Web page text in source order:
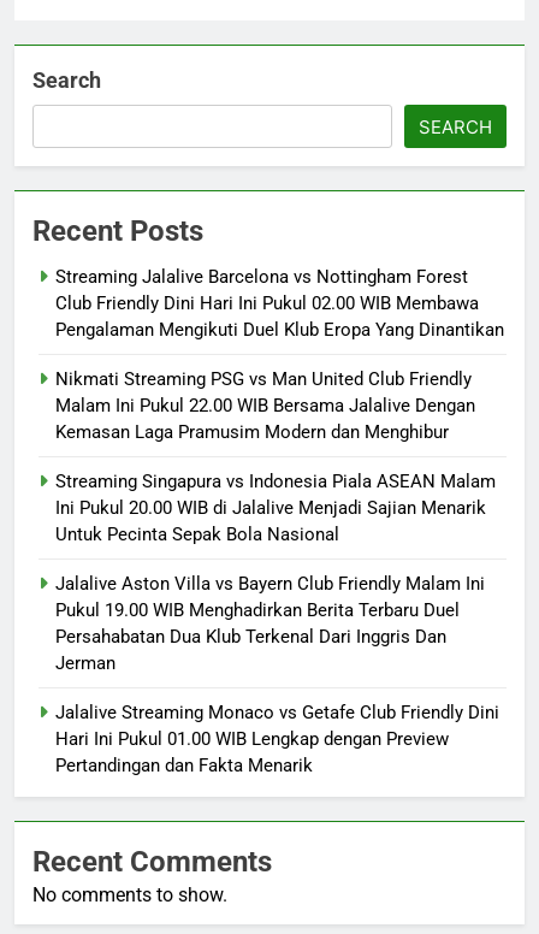
Search
SEARCH
Recent Posts
Streaming Jalalive Barcelona vs Nottingham Forest
Club Friendly Dini Hari Ini Pukul 02.00 WIB Membawa
Pengalaman Mengikuti Duel Klub Eropa Yang Dinantikan
Nikmati Streaming PSG vs Man United Club Friendly
Malam Ini Pukul 22.00 WIB Bersama Jalalive Dengan
Kemasan Laga Pramusim Modern dan Menghibur
Streaming Singapura vs Indonesia Piala ASEAN Malam
Ini Pukul 20.00 WIB di Jalalive Menjadi Sajian Menarik
Untuk Pecinta Sepak Bola Nasional
Jalalive Aston Villa vs Bayern Club Friendly Malam Ini
Pukul 19.00 WIB Menghadirkan Berita Terbaru Duel
Persahabatan Dua Klub Terkenal Dari Inggris Dan
Jerman
Jalalive Streaming Monaco vs Getafe Club Friendly Dini
Hari Ini Pukul 01.00 WIB Lengkap dengan Preview
Pertandingan dan Fakta Menarik
Recent Comments
No comments to show.